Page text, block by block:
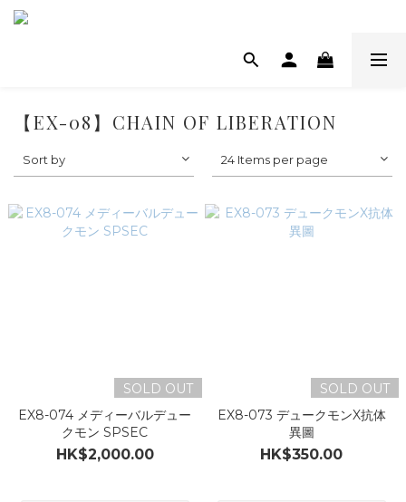
【EX-08】CHAIN OF LIBERATION
Sort by 24 Items per page
SOLD OUT
EX8-074 メディーバルデュー
クモン SPSEC
HK$2,000.00
SOLD OUT
EX8-073 デュークモンX抗体
異圖
HK$350.00